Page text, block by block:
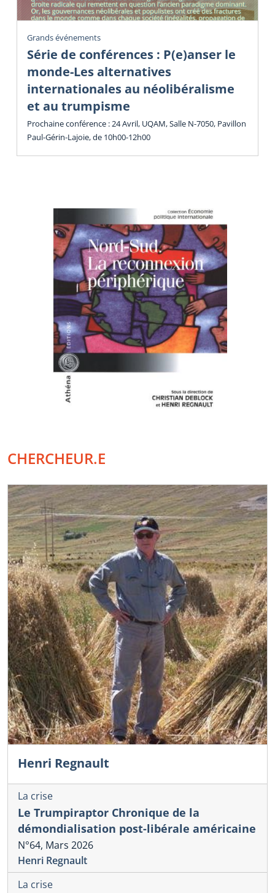
Grands événements
Série de conférences : P(e)anser le
monde-Les alternatives
internationales au néolibéralisme
et au trumpisme
Prochaine conférence : 24 Avril, UQAM, Salle N-7050, Pavillon
Paul-Gérin-Lajoie, de 10h00-12h00
CHERCHEUR.E
Henri Regnault
La crise
Le Trumpiraptor Chronique de la
démondialisation post-libérale américaine
N°64, Mars 2026
Henri Regnault
La crise